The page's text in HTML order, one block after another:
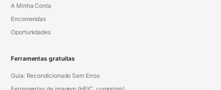
A Minha Conta
Encomendas
Oportunidades
Ferramentas gratuitas
Guia: Recondicionado Sem Erros